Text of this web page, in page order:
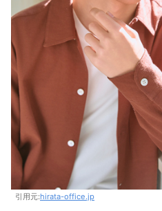
引用元:hirata-office.jp